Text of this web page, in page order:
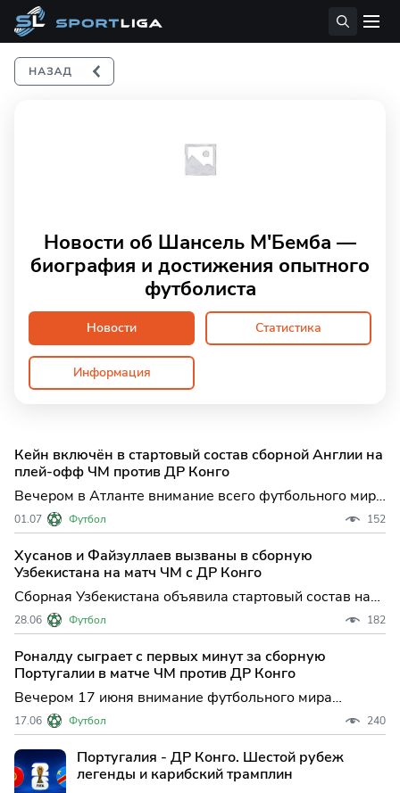
Новости об Шансель М'Бемба —
биография и достижения опытного
футболиста
Новости Статистика
Информация
Кейн включён в стартовый состав сборной Англии на
плей-офф ЧМ против ДР Конго
Вечером в Атланте внимание всего футбольного мира
приковано к стартовому матчу 1/16 финала
чемпионата мира, где сборная Англии во главе с
Гарри Кейном сразится с командой ДР Конго. Этот
матч не только открывает новую стадию турнира для
обеих команд,
01.07 Футбол 152
Хусанов и Файзуллаев вызваны в сборную
Узбекистана на матч ЧМ с ДР Конго
Сборная Узбекистана объявила стартовый состав на
решающий матч ЧМ против ДР Конго: Хусанов и
Файзуллаев с первых минут В ночь на воскресенье в
Атланте национальная команда Узбекистана
проведет, пожалуй, самый важный матч группового
этапа чемпионат
28.06 Футбол 182
Роналду сыграет с первых минут за сборную
Португалии в матче ЧМ против ДР Конго
Вечером 17 июня внимание футбольного мира
приковано к Хьюстону, где сборная Португалии во
главе с Криштиану Роналду стартует на групповом
этапе чемпионата мира матчем против команды ДР
Конго. Для Роналду этот поединок — очередная глава
в его легендар
17.06 Футбол 240
Португалия - ДР Конго. Шестой рубеж
легенды и карибский трамплин